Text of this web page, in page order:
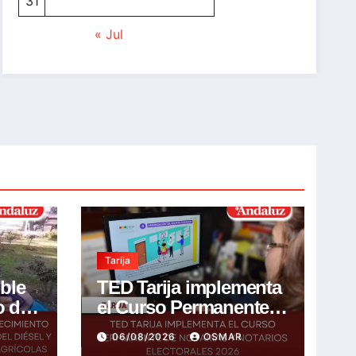
« Jul
de
y
Tarija
TED Tarija implementa
el Curso Permanente
de Notarias y Notarios
Electorales 2026
06/08/2026 OSMAR